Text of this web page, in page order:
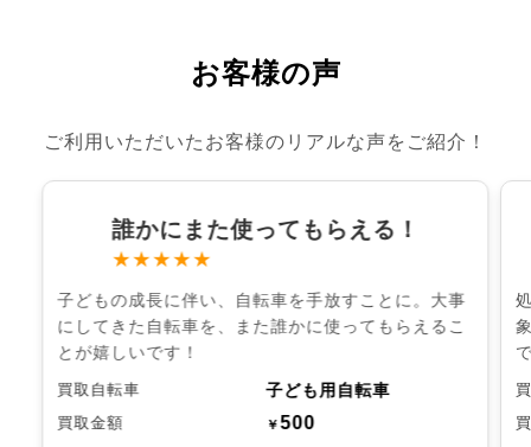
お客様の声
ご利用いただいたお客様のリアルな声をご紹介！
誰かにまた使ってもらえる！
★★★★★
子どもの成長に伴い、自転車を手放すことに。大事
にしてきた自転車を、また誰かに使ってもらえるこ
とが嬉しいです！
買取自転車 子ども用自転車
買取金額 ￥500